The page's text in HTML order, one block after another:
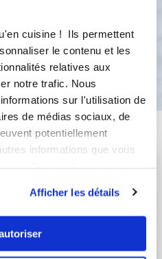
cuisine ! Ils permettent
le contenu et les
relatives aux
notre trafic. Nous
sur l'utilisation de
de médias sociaux, de
potentiellement
informations que vous
Afficher les détails
6).
!
...